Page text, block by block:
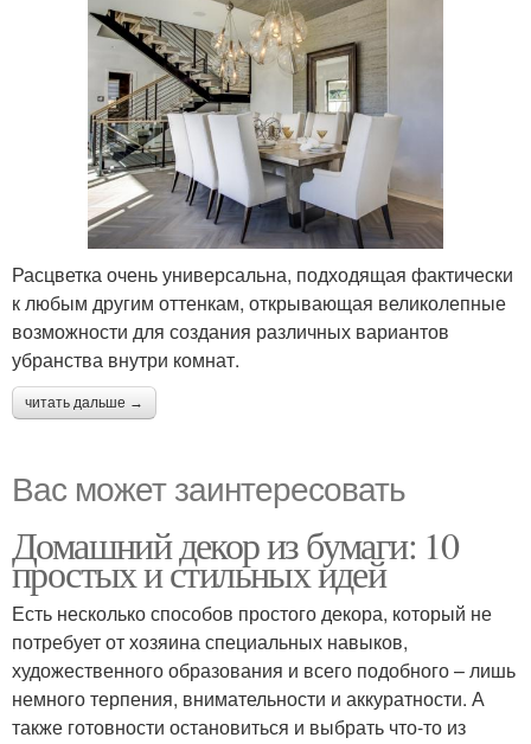
Расцветка очень универсальна, подходящая фактически
к любым другим оттенкам, открывающая великолепные
возможности для создания различных вариантов
убранства внутри комнат.
читать дальше →
Вас может заинтересовать
Домашний декор из бумаги: 10
простых и стильных идей
Есть несколько способов простого декора, который не
потребует от хозяина специальных навыков,
художественного образования и всего подобного – лишь
немного терпения, внимательности и аккуратности. А
также готовности остановиться и выбрать что-то из